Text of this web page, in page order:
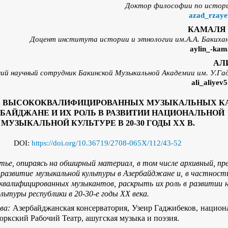
Доктор философии по
КАМАЛЯ
Доцент института истории и этнологии им.А.А.
aylin_-
научный сотрудник Бакинской Музыкальной Академии им.
ali_
ВЫСОКОКВАЛИФИЦИРОВАННЫХ МУЗЫКАЛЬНЫХ
И ИХ РОЛЬ В РАЗВИТИИ НАЦИОНАЛЬНОЙ
МУЗЫКАЛЬНОЙ КУЛЬТУРЕ В 20-30 ГОДЫ XX В.
DOI: https://doi.org/10.36719/2708-065X/112/43-52
опираясь на обширный материал, в том числе архивный,
музыкальной культуры в Азербайджане и, в
музыкантов, раскрыть их роль в развитии
республики в 20-30-е годы XX века.
Азербайджанская консерватория, Узеир Гаджибеков,
Рабочий Театр, ашугская музыка и поэзия.